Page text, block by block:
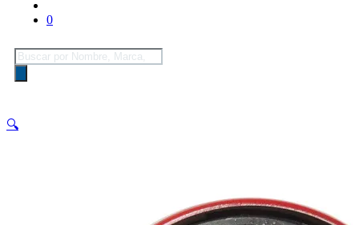
0
Búsqueda
de
productos
🔍